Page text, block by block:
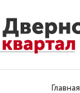
Главная